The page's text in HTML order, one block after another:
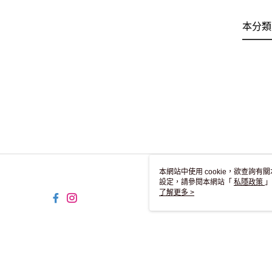
本分
本網站中使用 cookie，欲查詢有
設定，請參閱本網站「 私隱政策
用 cookie。
了解更多 >